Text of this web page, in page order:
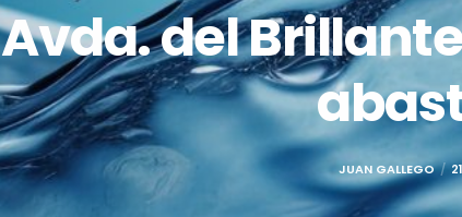
Avda. del
JUAN GALLEGO